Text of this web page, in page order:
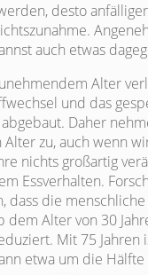
desto
auch etwas
Alter
und das
Daher
Alter zu, auch wenn
nichts großartig
Essverhalten.
dass die menschliche
dem Alter von 30
Mit 75 Jahren
etwa um die Hälfte